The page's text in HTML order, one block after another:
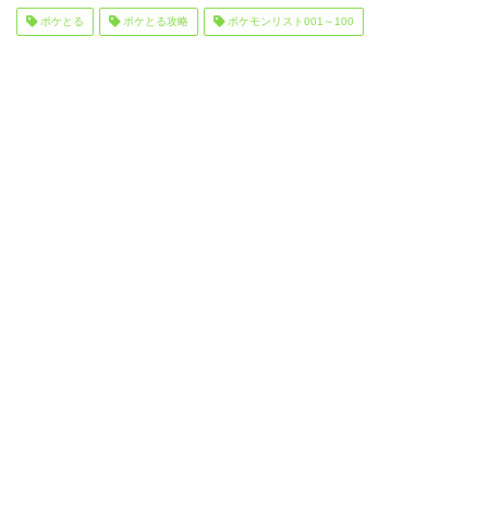
ポケとる ポケとる攻略 ポケモンリスト001～100